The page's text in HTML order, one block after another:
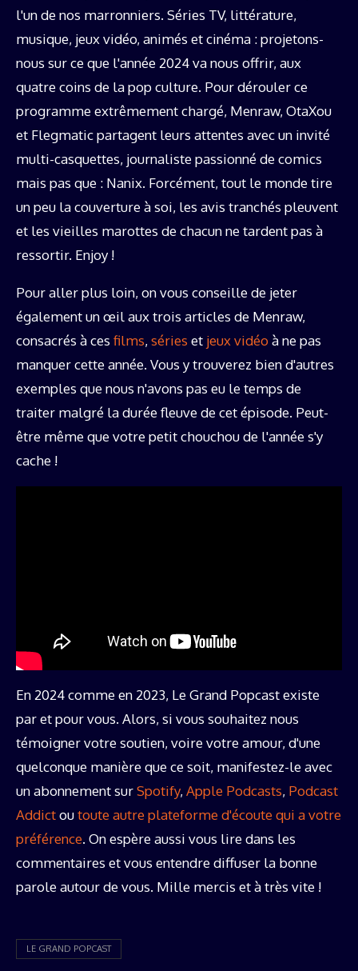
l'un de nos marronniers. Séries TV, littérature,
musique, jeux vidéo, animés et cinéma : projetons-
nous sur ce que l'année 2024 va nous offrir, aux
quatre coins de la pop culture. Pour dérouler ce
programme extrêmement chargé, Menraw, OtaXou
et Flegmatic partagent leurs attentes avec un invité
multi-casquettes, journaliste passionné de comics
mais pas que : Nanix. Forcément, tout le monde tire
un peu la couverture à soi, les avis tranchés pleuvent
et les vieilles marottes de chacun ne tardent pas à
ressortir. Enjoy !
Pour aller plus loin, on vous conseille de jeter
également un œil aux trois articles de Menraw,
consacrés à ces films, séries et jeux vidéoà ne pas
manquer cette année. Vous y trouverez bien d'autres
exemples que nous n'avons pas eu le temps de
traiter malgré la durée fleuve de cet épisode. Peut-
être même que votre petit chouchou de l'année s'y
cache !
En 2024 comme en 2023, Le Grand Popcast existe
par et pour vous. Alors, si vous souhaitez nous
témoigner votre soutien, voire votre amour, d'une
quelconque manière que ce soit, manifestez-le avec
un abonnement surSpotify, Apple Podcasts, Podcast
Addictoutoute autre plateforme d'écoute qui a votre
préférence. On espère aussi vous lire dans les
commentaires et vous entendre diffuser la bonne
parole autour de vous. Mille mercis et à très vite !
LE GRAND POPCAST